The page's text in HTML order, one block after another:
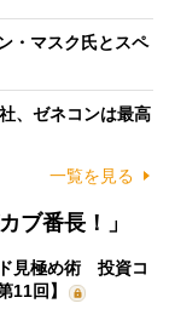
・マスク氏とスペ
、ゼネコンは最高
一覧を見る
ブ番長！」
見極め術 投資コ
11回】